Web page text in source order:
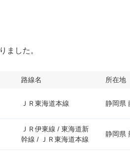
ました。
路線名 所在地
ＪＲ東海道本線 静岡県
ＪＲ伊東線 / 東海道新
幹線 / ＪＲ東海道本線
静岡県